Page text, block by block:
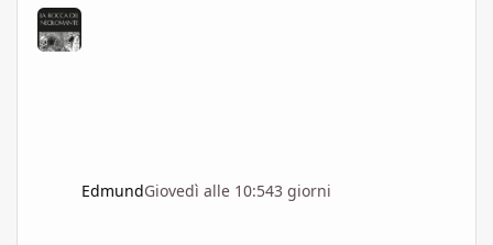
EdmundGiovedì alle 10:543 giorni